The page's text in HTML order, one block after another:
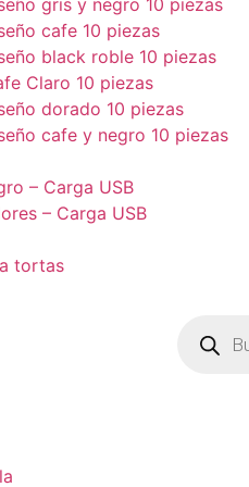
gris y negro 10 piezas
cafe 10 piezas
black roble 10 piezas
Claro 10 piezas
dorado 10 piezas
cafe y negro 10 piezas
– Carga USB
– Carga USB
tortas